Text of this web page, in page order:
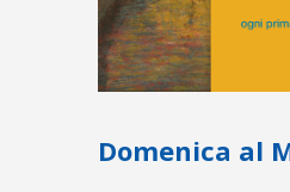
Domenica al